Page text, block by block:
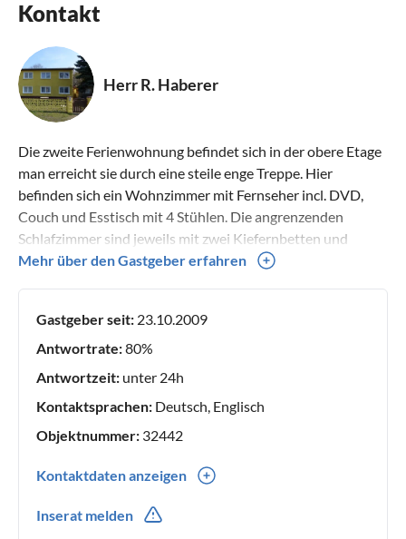
Kontakt
Herr R. Haberer
Die zweite Ferienwohnung befindet sich in der obere Etage
man erreicht sie durch eine steile enge Treppe. Hier
befinden sich ein Wohnzimmer mit Fernseher incl. DVD,
Couch und Esstisch mit 4 Stühlen. Die angrenzenden
Schlafzimmer sind jeweils mit zwei Kiefernbetten und
einem Schrank ausgestatte. In der Einbauküche befindet
einer Dusche ausgestattet.
Mehr über den Gastgeber erfahren
Gastgeber seit: 23.10.2009
Antwortrate:80%
Antwortzeit: unter 24h
Kontaktsprachen: Deutsch, Englisch
Objektnummer: 32442
Kontaktdaten anzeigen
Inserat melden